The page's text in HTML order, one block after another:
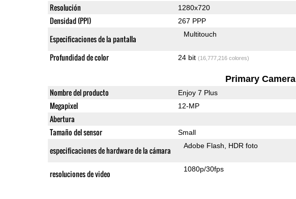
Resolución 1280x720
Densidad (PPI) 267 PPP
Especificaciones de la pantalla Multitouch
Profundidad de color 24 bit (16,777,216 colores)
Primary Camera
Nombre del producto Enjoy 7 Plus
Megapixel 12-MP
Abertura
Tamaño del sensor Small
especificaciones de hardware de la cámara Adobe Flash HDR foto
resoluciones de video 1080p/30fps